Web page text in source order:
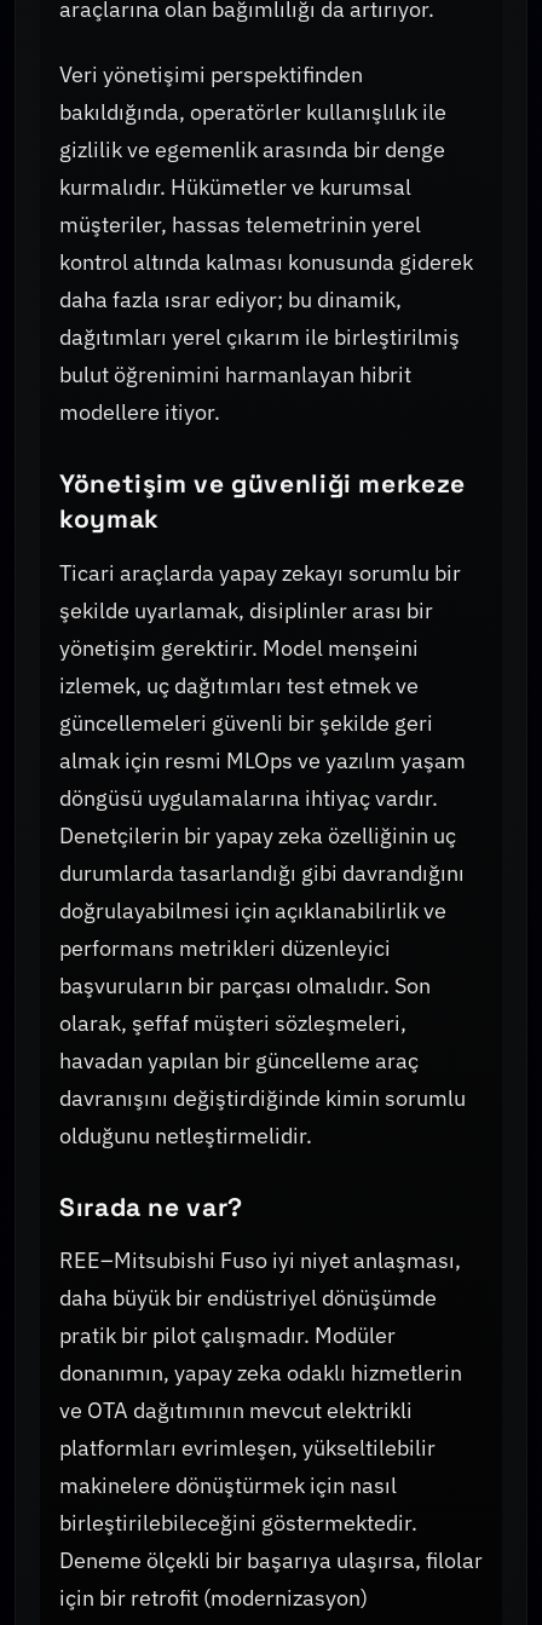
araçlarına olan bağımlılığı da artırıyor.
Veri yönetişimi perspektifinden
bakıldığında, operatörler kullanışlılık ile
gizlilik ve egemenlik arasında bir denge
kurmalıdır. Hükümetler ve kurumsal
müşteriler, hassas telemetrinin yerel
kontrol altında kalması konusunda giderek
daha fazla ısrar ediyor; bu dinamik,
dağıtımları yerel çıkarım ile birleştirilmiş
bulut öğrenimini harmanlayan hibrit
modellere itiyor.
Yönetişim ve güvenliği merkeze
koymak
Ticari araçlarda yapay zekayı sorumlu bir
şekilde uyarlamak, disiplinler arası bir
yönetişim gerektirir. Model menşeini
izlemek, uç dağıtımları test etmek ve
güncellemeleri güvenli bir şekilde geri
almak için resmi MLOps ve yazılım yaşam
döngüsü uygulamalarına ihtiyaç vardır.
Denetçilerin bir yapay zeka özelliğinin uç
durumlarda tasarlandığı gibi davrandığını
doğrulayabilmesi için açıklanabilirlik ve
performans metrikleri düzenleyici
başvuruların bir parçası olmalıdır. Son
olarak, şeffaf müşteri sözleşmeleri,
havadan yapılan bir güncelleme araç
davranışını değiştirdiğinde kimin sorumlu
olduğunu netleştirmelidir.
Sırada ne var?
REE–Mitsubishi Fuso iyi niyet anlaşması,
daha büyük bir endüstriyel dönüşümde
pratik bir pilot çalışmadır. Modüler
donanımın, yapay zeka odaklı hizmetlerin
ve OTA dağıtımının mevcut elektrikli
platformları evrimleşen, yükseltilebilir
makinelere dönüştürmek için nasıl
birleştirilebileceğini göstermektedir.
Deneme ölçekli bir başarıya ulaşırsa, filolar
için bir retrofit (modernizasyon)